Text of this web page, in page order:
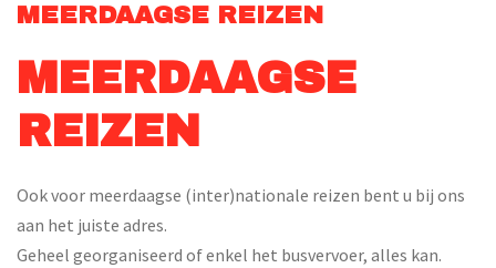
MEERDAAGSE REIZEN
MEERDAAGSE
REIZEN
Ook voor meerdaagse (inter)nationale reizen bent u bij ons
aan het juiste adres.
Geheel georganiseerd of enkel het busvervoer, alles kan.